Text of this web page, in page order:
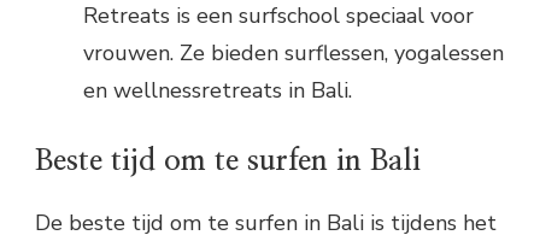
Retreats is een surfschool speciaal voor
vrouwen. Ze bieden surflessen, yogalessen
en wellnessretreats in Bali.
Beste tijd om te surfen in Bali
De beste tijd om te surfen in Bali is tijdens het